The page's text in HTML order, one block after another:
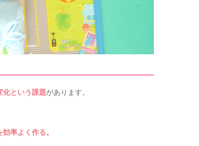
化という課題があります。
率よく作る。